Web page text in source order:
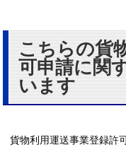
こちらの貨
可申請に関
います
貨物利用運送事業登録許